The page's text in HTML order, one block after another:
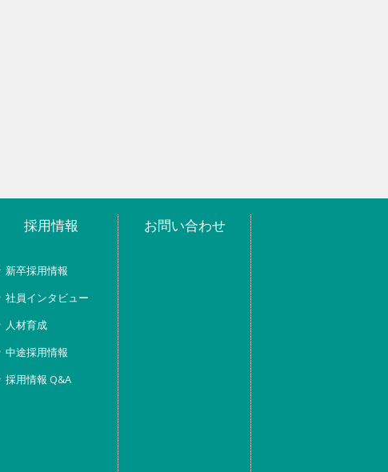
採用情報
新卒採用情報
社員インタビュー
人材育成
中途採用情報
採用情報 Q&A
お問い合わせ